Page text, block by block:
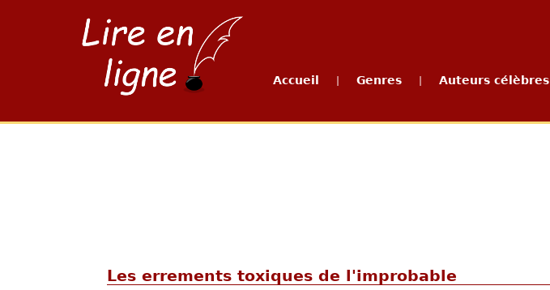
Accueil Genres Auteurs célèbres
Les errements toxiques de l'improbable